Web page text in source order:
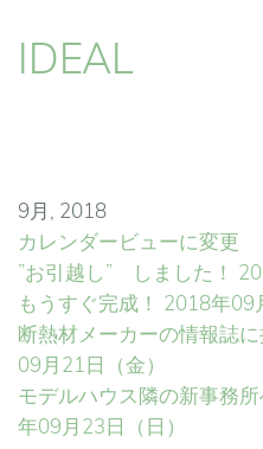
IDEAL
9月, 2018
カレンダービューに変更
”お引越し” しました！
もうすぐ完成！ 2018年09
断熱材メーカーの情報誌
09月21日（金）
モデルハウス隣の新事務
年09月23日（日）